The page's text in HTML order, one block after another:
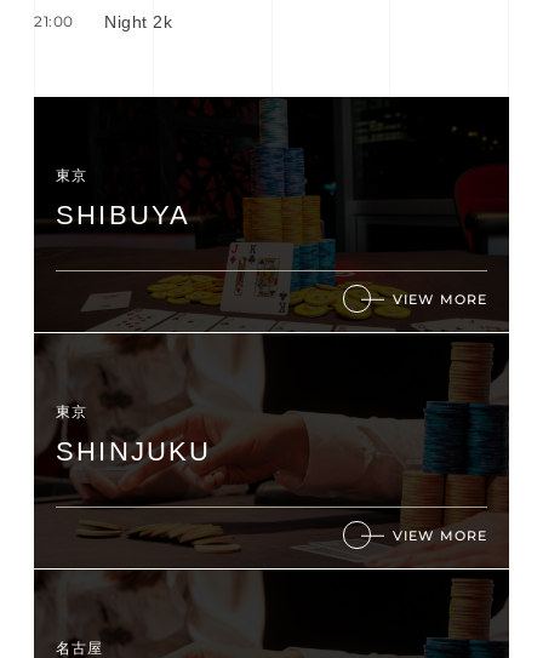
21:00 Night 2k
東京
SHIBUYA
VIEW MORE
東京
SHINJUKU
VIEW MORE
名古屋